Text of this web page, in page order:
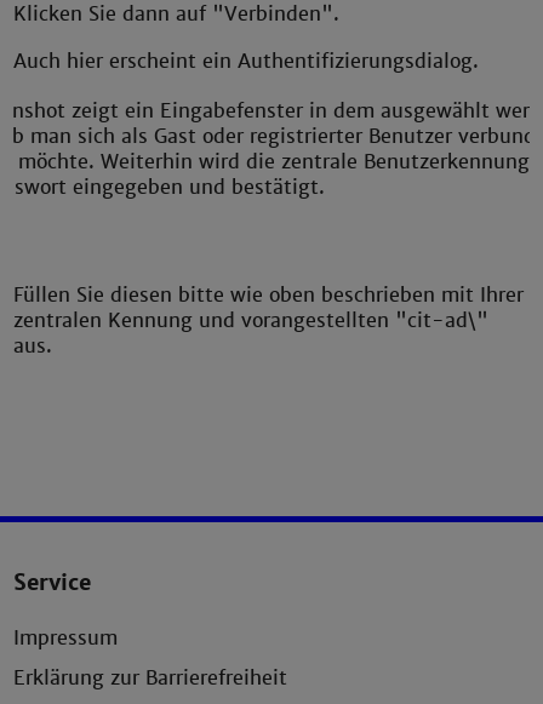
Klicken Sie dann auf "Verbinden".
Auch hier erscheint ein Authentifizierungsdialog.
Füllen Sie diesen bitte wie oben beschrieben mit Ihrer
zentralen Kennung und vorangestellten "cit-ad\"
aus.
Service
Impressum
Erklärung zur Barrierefreiheit